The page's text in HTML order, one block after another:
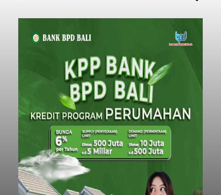
Sempat Cekcok dengan Istri,
Pria Asal Pemogan Ditemukan
Tak Bernyawa di Pantai
balitribune.co.id I Gianyar -Seorang pria asal
Lingkungan Dalem, Pemogan, Denpasar Selatan,
Kota Denpasar, yang diketahui bernama I Kadek
Dedi Wiranata (35), ditemukan tidak bernyawa di
pesisir Pantai Purnama, Sukawati.
Sebelum ditemukan meninggal dunia, korban
sempat memberitahukan lokasi terakhirnya
melalui pesan singkat WhatsApp dan juga
mengirimkan foto dua botol pembersih lantai ke